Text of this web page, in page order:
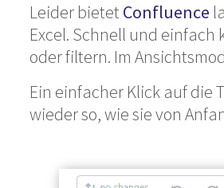
Leider bietet Confluence
Excel. Schnell und
oder filtern. Im
Ein einfacher Klick auf die
wieder so, wie sie von